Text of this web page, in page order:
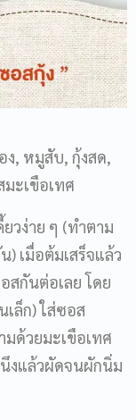
ง, หมูสับ, กุ้งสด,
ะเขือเทศ
วง่าย ๆ (ทำตาม
เมื่อต้มเสร็จแล้ว
สกันต่อเลย โดย
ล็ก) ใส่ซอส
มด้วยมะเขือเทศ
งแล้วผัดจนผักนิ่ม